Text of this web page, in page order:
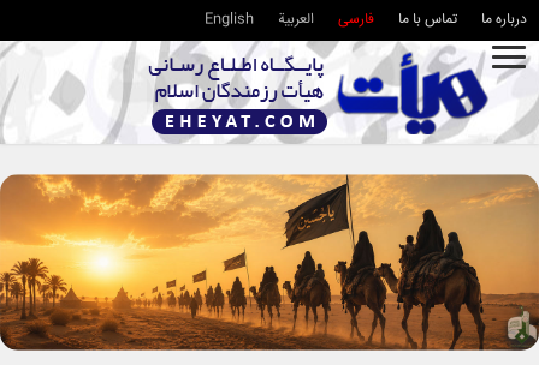
درباره ما تماس با ما فارسی العربية English